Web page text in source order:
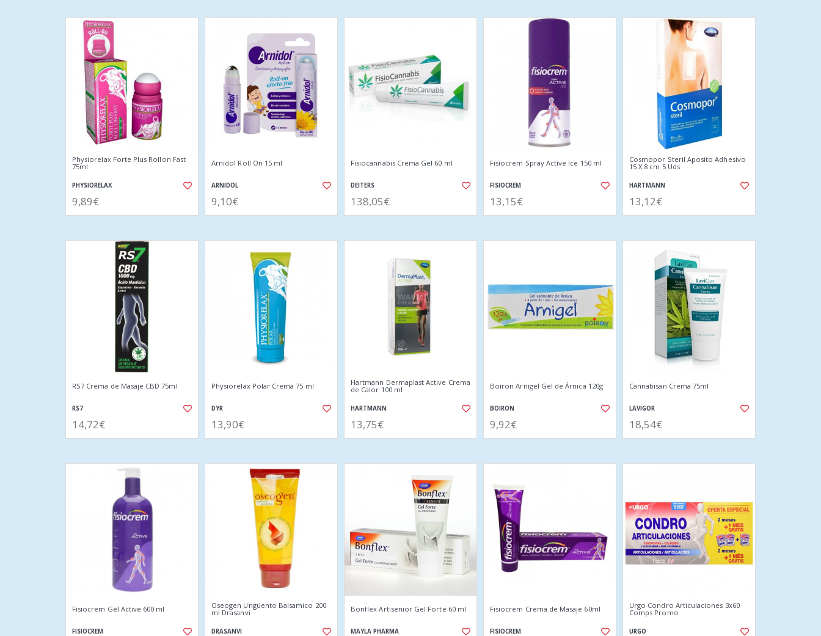
Physiorelax Forte Plus Rollon Fast
75ml
PHYSIORELAX
9,89€
Arnidol Roll On 15 ml
ARNIDOL
9,10€
Fisiocannabis Crema Gel 60 ml
DEITERS
138,05€
Fisiocrem Spray Active Ice 150 ml
FISIOCREM
13,15€
Cosmopor Steril Aposito Adhesivo
15 X 8 cm 5 Uds
HARTMANN
13,12€
RS7 Crema de Masaje CBD 75ml
RS7
14,72€
Physiorelax Polar Crema 75 ml
DYR
13,90€
Hartmann Dermaplast Active Crema
de Calor 100 ml
HARTMANN
13,75€
Boiron Arnigel Gel de Árnica 120g
BOIRON
9,92€
Cannabisan Crema 75ml
LAVIGOR
18,54€
Fisiocrem Gel Active 600 ml
FISIOCREM
Oseogen Ungüento Balsamico 200
ml Drasanvi
DRASANVI
Bonflex Artisenior Gel Forte 60 ml
MAYLA PHARMA
Fisiocrem Crema de Masaje 60ml
FISIOCREM
Urgo Condro Articulaciones 3x60
Comps Promo
URGO